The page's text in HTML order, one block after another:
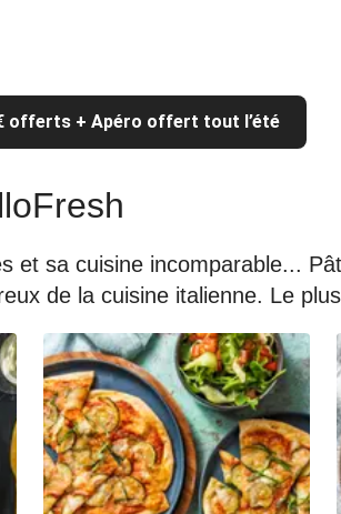
offerts + Apéro offert tout l’été
et sa cuisine incomparable...
de la cuisine italienne. Le